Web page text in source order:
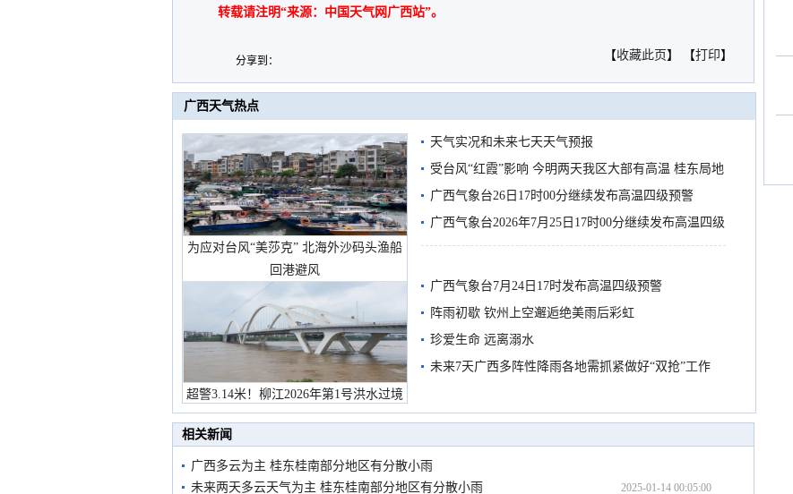
转载请注明“来源：中国天气网广西站”。
分享到： 【收藏此页 】 【打印】
广西天气热点
为应对台风“美莎克” 北海外沙码头渔船
回港避风
超警3.14米！柳江2026年第1号洪水过境
市民在堤岸见证汛况
天气实况和未来七天天气预报
受台风“红霞”影响 今明两天我区大部有高温 桂东局地
有较强降雨
广西气象台26日17时00分继续发布高温四级预警
广西气象台2026年7月25日17时00分继续发布高温四级
预警
广西气象台7月24日17时发布高温四级预警
阵雨初歇 钦州上空邂逅绝美雨后彩虹
珍爱生命 远离溺水
未来7天广西多阵性降雨各地需抓紧做好“双抢”工作
相关新闻
广西多云为主 桂东桂南部分地区有分散小雨
2025-01-14 00:05:00
未来两天多云天气为主 桂东桂南部分地区有分散小雨